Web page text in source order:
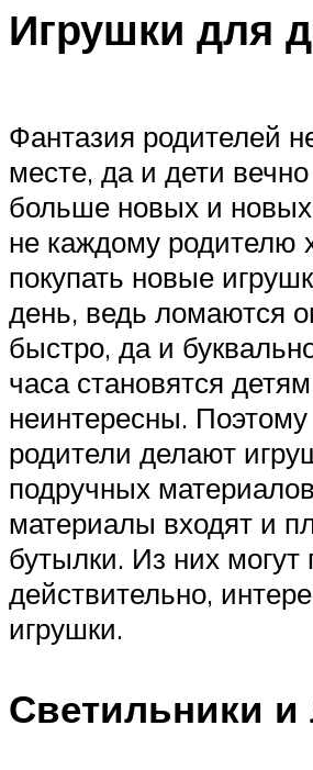
Игрушки для
Фантазия родителей
месте, да и дети
больше новых и
не каждому родителю
покупать новые
день, ведь ломаются
быстро, да и
часа становятся детям
неинтересны.
родители делают
подручных
материалы входят и
бутылки. Из них могут
действительно,
игрушки.
Светильники